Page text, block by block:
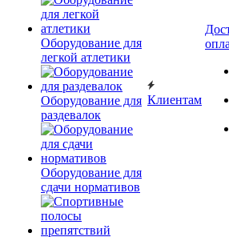
Оборудование для
легкой атлетики
Оборудование для
раздевалок
Оборудование для
сдачи нормативов
Клиентам